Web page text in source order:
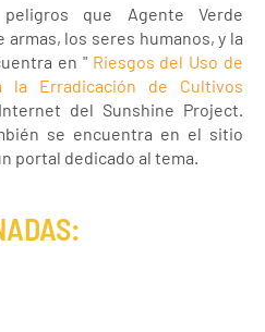
que Agente Verde
los seres humanos, y la
en " Riesgos del Uso de
la Erradicación de Cultivos
del Sunshine Project.
se encuentra en el sitio
portal dedicado al tema.